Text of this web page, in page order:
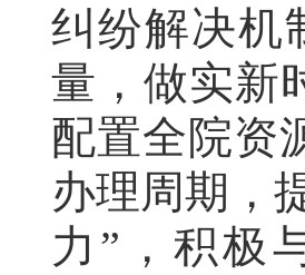
纠纷解决机
量，做实新
配置全院资
办理周期，
力”，积极